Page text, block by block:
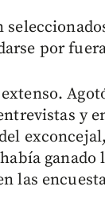
por
y
ganado
las